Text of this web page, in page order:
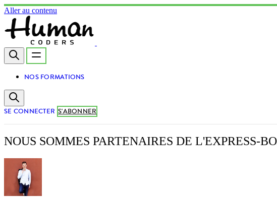
Aller au contenu
NOS FORMATIONS
SE CONNECTER S'ABONNER
NOUS SOMMES PARTENAIRES DE L'EXPRESS-